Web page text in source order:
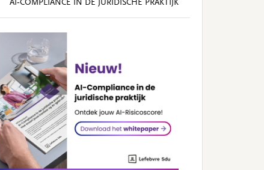
AI‑COMPLIANCE IN DE JURIDISCHE PRAKTIJK